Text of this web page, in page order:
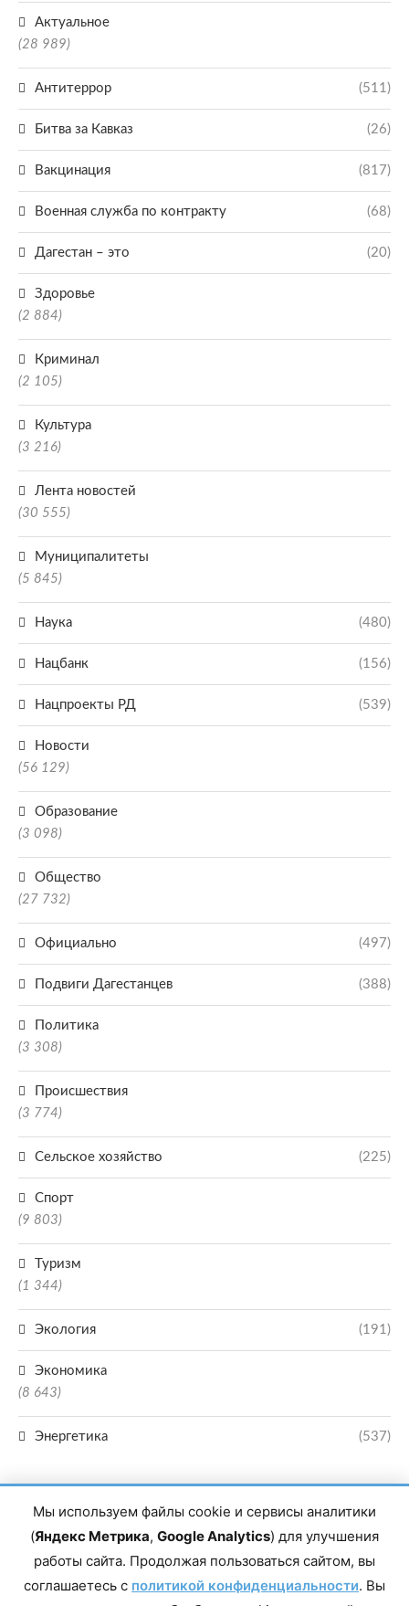
Актуальное
(28 989)
Антитеррор (511)
Битва за Кавказ (26)
Вакцинация (817)
Военная служба по контракту (68)
Дагестан – это (20)
Здоровье
(2 884)
Криминал
(2 105)
Культура
(3 216)
Лента новостей
(30 555)
Муниципалитеты
(5 845)
Наука (480)
Нацбанк (156)
Нацпроекты РД (539)
Новости
(56 129)
Образование
(3 098)
Общество
(27 732)
Официально (497)
Подвиги Дагестанцев (388)
Политика
(3 308)
Происшествия
(3 774)
Сельское хозяйство (225)
Спорт
(9 803)
Туризм
(1 344)
Экология (191)
Экономика
(8 643)
Энергетика (537)
Главный редактор сетевого издания Магомаев Тимур Нухович. Контакты
редакции: 8(988)-292-94-34 Почта: vestiskfo@gmail.com По вопросам
Мы используем файлы cookie и сервисы аналитики
(Яндекс Метрика, Google Analytics) для улучшения
работы сайта. Продолжая пользоваться сайтом, вы
соглашаетесь с политикой конфиденциальности. Вы